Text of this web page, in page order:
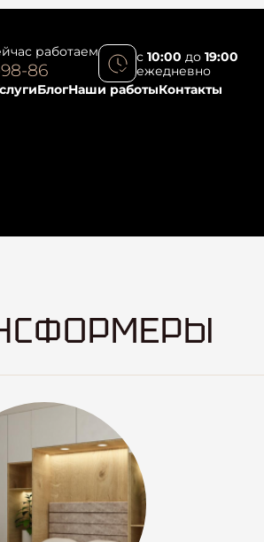
работаем
86
с 10:00 до 19:00
ежедневно
БлогНаши работыКонтакты